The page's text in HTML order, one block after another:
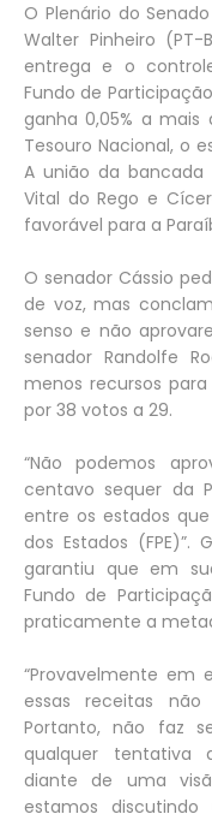
O Plenário do
Walter Pinheiro
entrega e o
Fundo de
ganha 0,05% a mais
Tesouro Nacional, o
A união da bancada
Vital do Rego e
favorável para a
O senador Cássio
de voz, mas
senso e não
senador Randolfe
menos recursos
por 38 votos a 29.
“Não podemos
centavo sequer da
entre os estados
dos Estados (FPE)”.
garantiu que em
Fundo de
praticamente a
“Provavelmente em
essas receitas
Portanto, não faz
qualquer tentativa
diante de uma
estamos